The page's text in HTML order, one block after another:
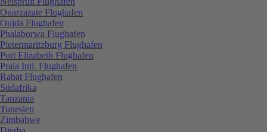
Ouarzazate Flughafen
Oujda Flughafen
Phalaborwa Flughafen
Pietermaritzburg Flughafen
Port Elizabeth Flughafen
Praia Intl. Flughafen
Rabat Flughafen
Südafrika
Tanzania
Tunesien
Zimbabwe